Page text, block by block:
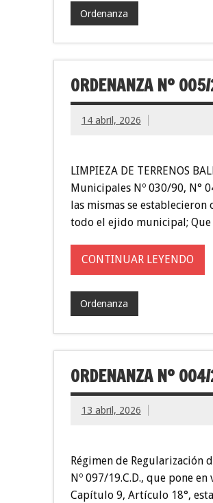
Ordenanza
ORDENANZA Nº
14 abril, 2026
LIMPIEZA DE TERRENOS
Municipales Nº 030/90, N°
las mismas se
todo el ejido municipal;
CONTINUAR LEYENDO
Ordenanza
ORDENANZA Nº
13 abril, 2026
Régimen de Regularización
Nº 097/19.C.D., que pone
Capítulo 9, Artículo 18°,